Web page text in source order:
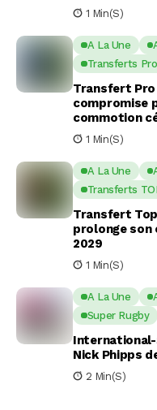
1 Min(s)
A La Une
Transferts
Transfert Pro
compromise
commotion
1 Min(s)
A La Une
Transferts
Transfert Top
prolonge son
2029
1 Min(s)
A La Une
Super Rugby
International-
Nick Phipps
2 Min(s)